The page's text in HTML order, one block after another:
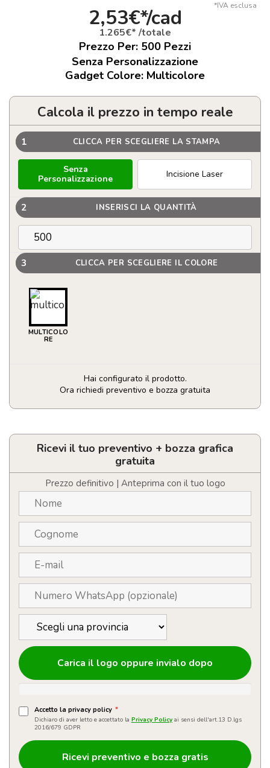
*IVA esclusa
2,53€*/cad
1.265€* /totale
Prezzo Per: 500 Pezzi
Senza Personalizzazione
Gadget Colore: Multicolore
Calcola il prezzo in tempo reale
1 CLICCA PER SCEGLIERE LA STAMPA
Senza
Personalizzazione
Incisione Laser
2 INSERISCI LA QUANTITÀ
3 CLICCA PER SCEGLIERE IL COLORE
MULTICOLO
RE
Hai configurato il prodotto.
Ora richiedi preventivo e bozza gratuita
quantità
Ricevi il tuo preventivo + bozza grafica
gratuita
Prezzo definitivo | Anteprima con il tuo logo
Carica il logo oppure invialo dopo
Accetto la privacy policy *
Dichiaro di aver letto e accettato la Privacy Policy ai sensi dell'art.13 D.lgs
2016/679 GDPR